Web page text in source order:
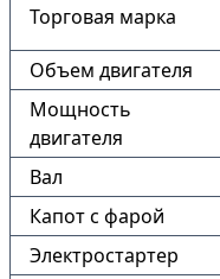
Торговая марка
Объем двигателя
Мощность
двигателя
Вал
Капот с фарой
Электростартер